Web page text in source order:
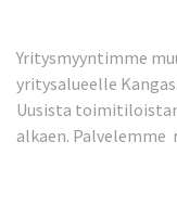
Yritysmyyntimme
yritysalueelle
Uusista
alkaen. Palvelemme